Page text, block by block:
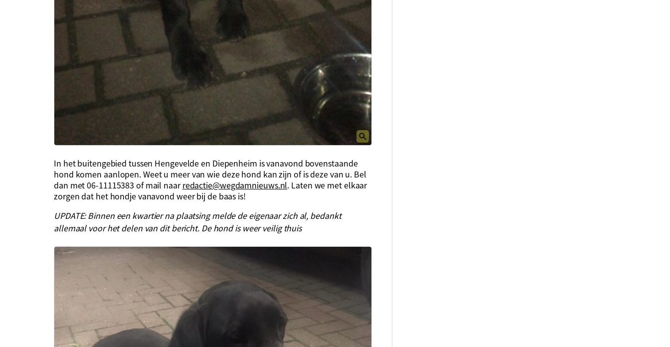
In het buitengebied tussen Hengevelde en Diepenheim is vanavond bovenstaande
hond komen aanlopen. Weet u meer van wie deze hond kan zijn of is deze van u. Bel
dan met 06-11115383 of mail naarredactie@wegdamnieuws.nl. Laten we met elkaar
zorgen dat het hondje vanavond weer bij de baas is!
UPDATE: Binnen een kwartier na plaatsing melde de eigenaar zich al, bedankt
allemaal voor het delen van dit bericht. De hond is weer veilig thuis